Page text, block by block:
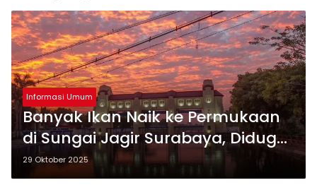
Informasi Umum
Banyak Ikan Naik ke Permukaan
di Sungai Jagir Surabaya, Diduga
Karena Pencemaran
29 Oktober 2025